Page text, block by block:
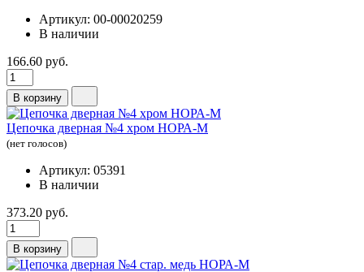
Артикул: 00-00020259
В наличии
166.60 руб.
В корзину
Цепочка дверная №4 хром НОРА-М
(нет голосов)
Артикул: 05391
В наличии
373.20 руб.
В корзину